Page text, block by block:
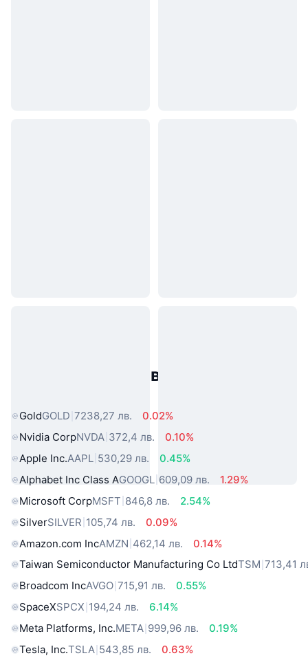
Популярни активи от реалния
GoldGOLD 7238,27 лв.
0.02%
Nvidia CorpNVDA 372,4 лв.
0.10%
Apple Inc.AAPL 530,29 лв.
0.45%
Alphabet Inc Class AGOOGL 609,09 лв.
1.29%
Microsoft CorpMSFT 846,8 лв.
2.54%
SilverSILVER 105,74 лв.
0.09%
Amazon.com IncAMZN 462,14 лв.
0.14%
Taiwan Semiconductor Manufacturing Co LtdTSM 713,41
Broadcom IncAVGO 715,91 лв.
0.55%
SpaceXSPCX 194,24 лв.
6.14%
Meta Platforms, Inc.META 999,96 лв.
0.19%
Tesla, Inc.TSLA 543,85 лв.
0.63%